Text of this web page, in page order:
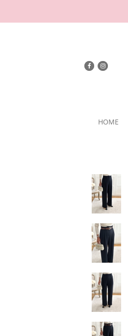
HOME